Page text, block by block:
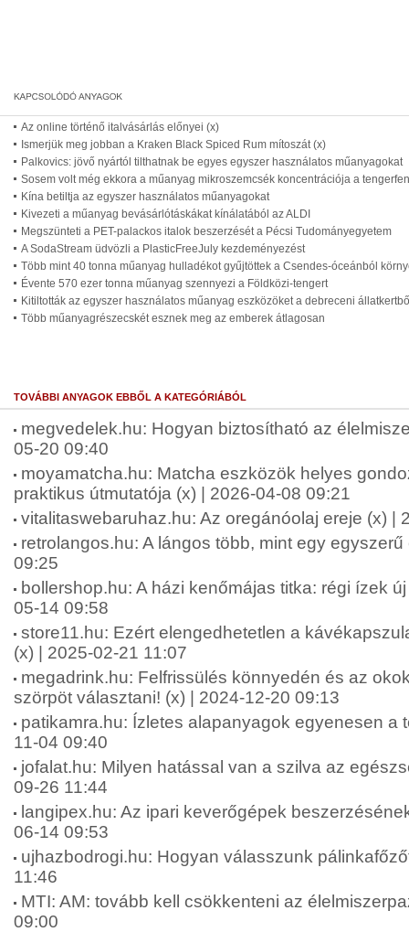
Az online történő italvásárlás előnyei (x)
Ismerjük meg jobban a Kraken Black Spiced Rum mítoszát (x)
Palkovics: jövő nyártól tilthatnak be egyes egyszer használatos műanyagokat
Sosem volt még ekkora a műanyag mikroszemcsék koncentrációja a
Kína betiltja az egyszer használatos műanyagokat
Kivezeti a műanyag bevásárlótáskákat kínálatából az ALDI
Megszünteti a PET-palackos italok beszerzését a Pécsi Tudományegyetem
A SodaStream üdvözli a PlasticFreeJuly kezdeményezést
Több mint 40 tonna műanyag hulladékot gyűjtöttek a Csendes-óceánból
Évente 570 ezer tonna műanyag szennyezi a Földközi-tengert
Kitiltották az egyszer használatos műanyag eszközöket a debreceni
Több műanyagrészecskét esznek meg az emberek átlagosan
TOVÁBBI ANYAGOK EBBŐL A KATEGÓRIÁBÓL
megvedelek.hu: Hogyan biztosítható az
05-20 09:40
moyamatcha.hu: Matcha eszközök helyes
praktikus útmutatója (x) | 2026-04-08 09:21
vitalitaswebaruhaz.hu: Az oregánóolaj ereje (x) |
retrolangos.hu: A lángos több, mint egy
09:25
bollershop.hu: A házi kenőmájas titka: régi ízek
05-14 09:58
store11.hu: Ezért elengedhetetlen a
(x) | 2025-02-21 11:07
megadrink.hu: Felfrissülés könnyedén és az
szörpöt választani! (x) | 2024-12-20 09:13
patikamra.hu: Ízletes alapanyagok egyenesen a
11-04 09:40
jofalat.hu: Milyen hatással van a szilva az
09-26 11:44
langipex.hu: Az ipari keverőgépek
06-14 09:53
ujhazbodrogi.hu: Hogyan válasszunk
11:46
MTI: AM: tovább kell csökkenteni az
09:00